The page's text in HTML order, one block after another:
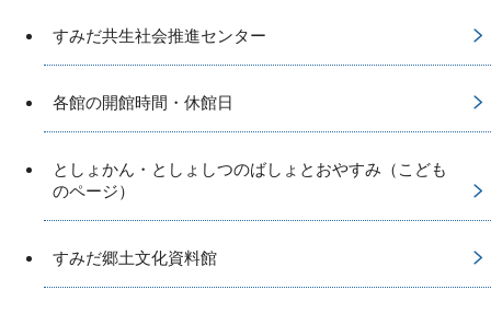
すみだ共生社会推進センター
各館の開館時間・休館日
としょかん・としょしつのばしょとおやすみ（こども
のページ）
すみだ郷土文化資料館